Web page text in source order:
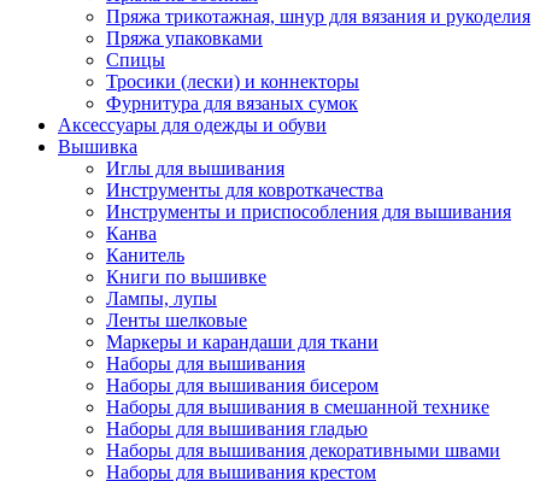
Пряжа трикотажная, шнур для вязания и рукоделия
Пряжа упаковками
Спицы
Тросики (лески) и коннекторы
Фурнитура для вязаных сумок
Аксессуары для одежды и обуви
Вышивка
Иглы для вышивания
Инструменты для ковроткачества
Инструменты и приспособления для вышивания
Канва
Канитель
Книги по вышивке
Лампы, лупы
Ленты шелковые
Маркеры и карандаши для ткани
Наборы для вышивания
Наборы для вышивания бисером
Наборы для вышивания в смешанной технике
Наборы для вышивания гладью
Наборы для вышивания декоративными швами
Наборы для вышивания крестом